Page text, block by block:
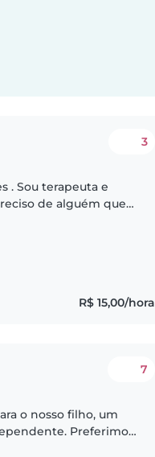
3
. Sou terapeuta e
de alguém que
R$ 15,00/hora
7
o nosso filho, um
Preferimos